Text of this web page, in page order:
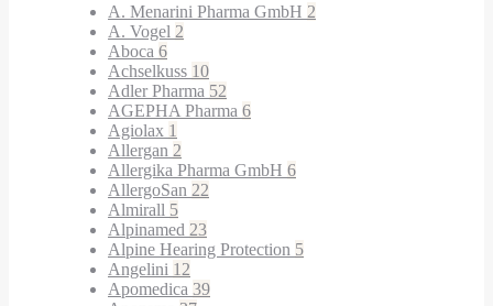
A. Menarini Pharma GmbH 2
A. Vogel 2
Aboca 6
Achselkuss 10
Adler Pharma 52
AGEPHA Pharma 6
Agiolax 1
Allergan 2
Allergika Pharma GmbH 6
AllergoSan 22
Almirall 5
Alpinamed 23
Alpine Hearing Protection 5
Angelini 12
Apomedica 39